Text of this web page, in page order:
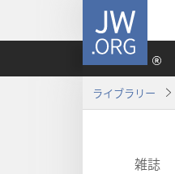
JW.ORG
ライブラリー
雑誌